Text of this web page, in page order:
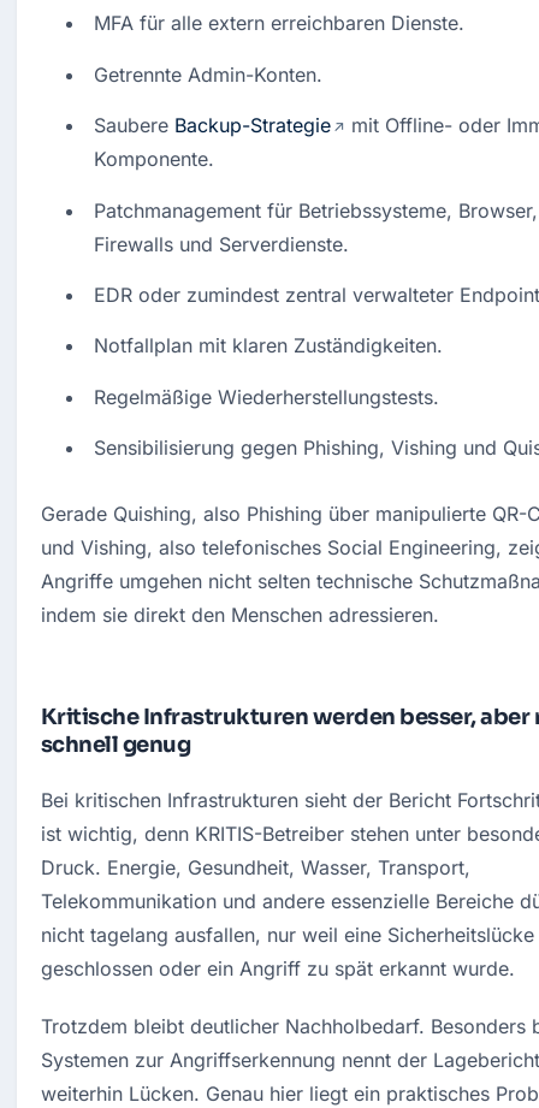
MFA für alle extern erreichbaren Dienste.
Getrennte Admin-Konten.
Saubere Backup-Strategie
mit Offline- oder
Komponente.
Patchmanagement für Betriebssysteme,
Firewalls und Serverdienste.
EDR oder zumindest zentral verwalteter
Notfallplan mit klaren Zuständigkeiten.
Regelmäßige Wiederherstellungstests.
Sensibilisierung gegen Phishing, Vishing und
Gerade Quishing, also Phishing über manipulierte QR-
und Vishing, also telefonisches Social Engineering,
Angriffe umgehen nicht selten technische
indem sie direkt den Menschen adressieren.
Kritische Infrastrukturen werden besser, aber
schnell genug
Bei kritischen Infrastrukturen sieht der Bericht
ist wichtig, denn KRITIS-Betreiber stehen unter
Druck. Energie, Gesundheit, Wasser, Transport,
Telekommunikation und andere essenzielle Bereiche
nicht tagelang ausfallen, nur weil eine
geschlossen oder ein Angriff zu spät erkannt wurde.
Trotzdem bleibt deutlicher Nachholbedarf. Besonders
Systemen zur Angriffserkennung nennt der Lagebericht
weiterhin Lücken. Genau hier liegt ein praktisches